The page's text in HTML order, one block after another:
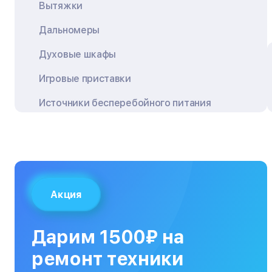
Вытяжки
Дальномеры
Духовые шкафы
Игровые приставки
Источники бесперебойного питания
Кофемашины
Кухонные плиты
МФУ
Акция
Дарим 1500₽ на
ремонт техники